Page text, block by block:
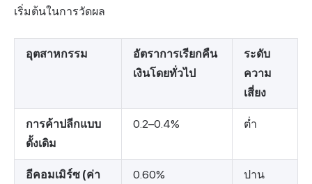
เริ่มต้นในการวัดผล
อุตสาหกรรม
อัตราการเรียกคืน
เงินโดยทั่วไป
ระดับ
ความ
เสี่ยง
การค้าปลีกแบบ
ดั้งเดิม
0.2–0.4% ต่ำ
อีคอมเมิร์ซ (ค่า
0.60%
ปาน